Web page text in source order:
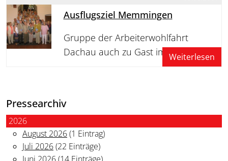
Ausflugsziel Memmingen
Gruppe der Arbeiterwohlfahrt
Dachau auch zu Gast im Rathaus
Weiterlesen
Pressearchiv
2026
August 2026(1 Eintrag)
Juli 2026(22 Einträge)